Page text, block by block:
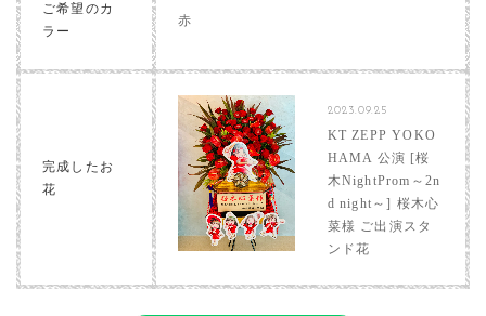
ご希望のカ
ラー
赤
完成したお
花
2023.09.25
KT ZEPP YOKO
HAMA 公演 [桜
木NightProm～2n
d night～] 桜木心
菜様 ご出演スタ
ンド花